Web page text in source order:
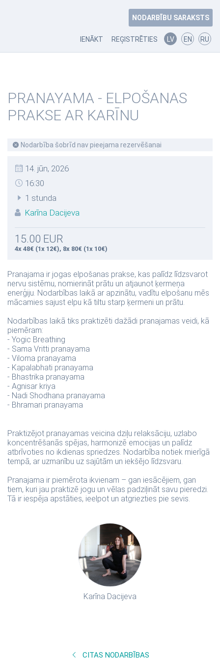
NODARBĪBU SARAKSTS
IENĀKT REĢISTRĒTIES LV EN RU
PRANAYAMA - ELPOŠANAS
PRAKSE AR KARĪNU
Nodarbība šobrīd nav pieejama rezervēšanai
14. jūn, 2026
16:30
1 stunda
Karīna Dacijeva
15.00 EUR
4x 48€ (1x 12€), 8x 80€ (1x 10€)
Pranajama ir jogas elpošanas prakse, kas palīdz līdzsvarot
nervu sistēmu, nomierināt prātu un atjaunot ķermeņa
enerģiju. Nodarbības laikā ar apzinātu, vadītu elpošanu mēs
mācamies sajust elpu kā tiltu starp ķermeni un prātu.
Nodarbības laikā tiks praktizēti dažādi pranajamas veidi, kā
piemēram:
- Yogic Breathing
- Sama Vritti pranayama
- Viloma pranayama
- Kapalabhati pranayama
- Bhastrika pranayama
- Agnisar kriya
- Nadi Shodhana pranayama
- Bhramari pranayama
Praktizējot pranayamas veicina dziļu relaksāciju, uzlabo
koncentrēšanās spējas, harmonizē emocijas un palīdz
atbrīvoties no ikdienas spriedzes. Nodarbība notiek mierīgā
tempā, ar uzmanību uz sajūtām un iekšējo līdzsvaru.
Pranajama ir piemērota ikvienam – gan iesācējiem, gan
tiem, kuri jau praktizē jogu un vēlas padziļināt savu pieredzi.
Tā ir iespēja apstāties, ieelpot un atgriezties pie sevis.
Karīna Dacijeva
CITAS NODARBĪBAS